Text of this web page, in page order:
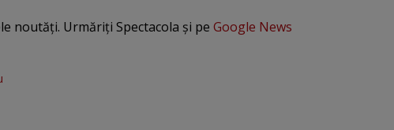
noutăți. Urmăriți Spectacola și pe Google News